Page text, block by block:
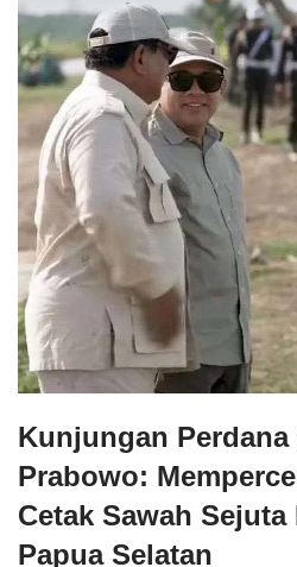
Kunjungan Perdana
Prabowo:
Cetak Sawah Sejuta
Papua Selatan